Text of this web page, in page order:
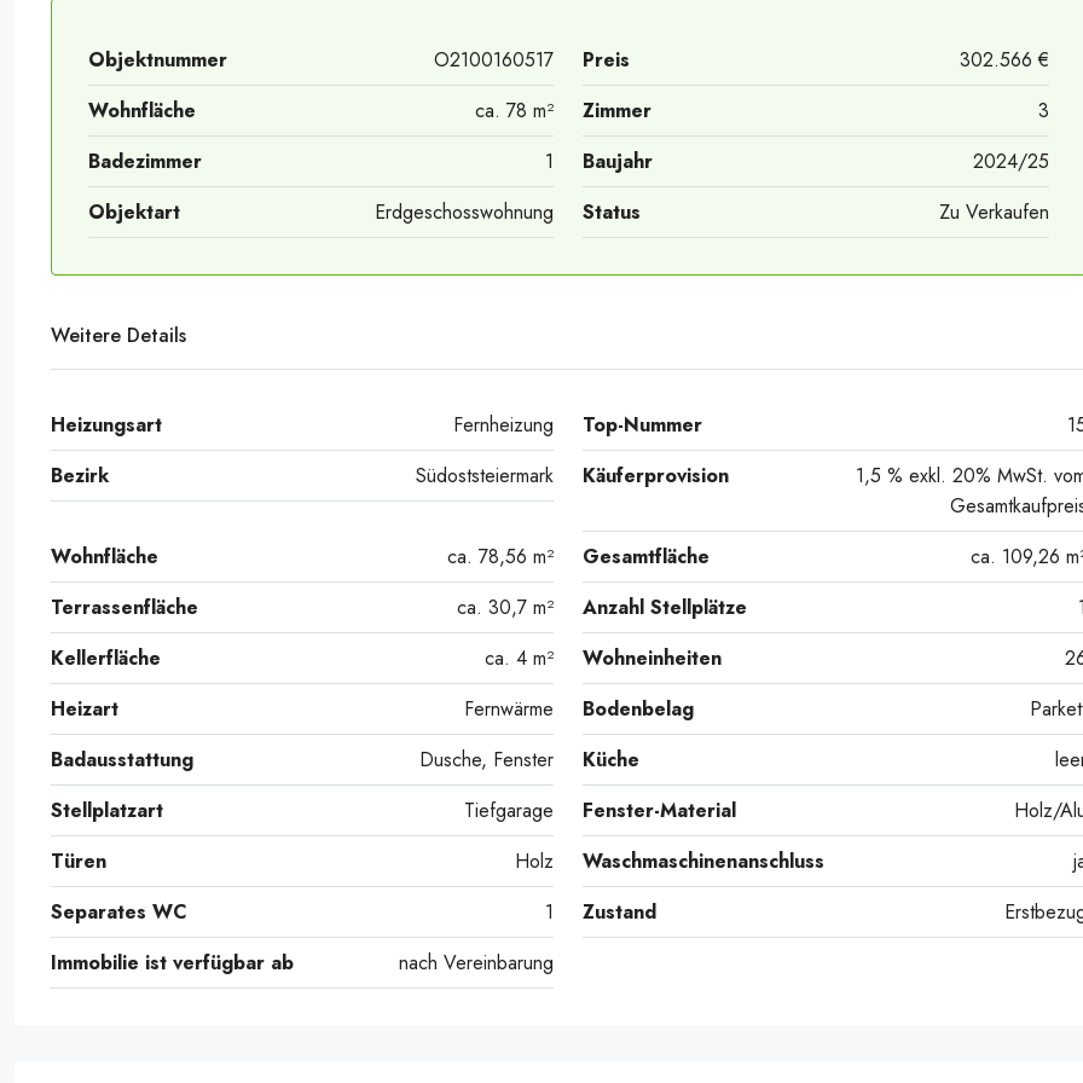
Master_HP_1
Objektnummer O2100160517 Preis
302.566 €
Wohnfläche
ca. 78 m² Zimmer
3
Badezimmer
1 Baujahr
2024/25
Objektart
Erdgeschosswohnung Status Zu Verkaufen
Weitere Details
Heizungsart Fernheizung Top-Nummer
Bezirk
Südoststeiermark Käuferprovision
1,5 % exkl. 20% MwSt.
Wohnfläche
ca. 78,56 m² Gesamtfläche
ca. 109,26
Terrassenfläche
ca. 30,7 m² Anzahl Stellplätze
1
Kellerfläche
ca. 4 m² Wohneinheiten
Heizart
Fernwärme Bodenbelag
Badausstattung
Dusche, Fenster Küche
Stellplatzart
Tiefgarage Fenster-Material
Holz/
Türen
Holz Waschmaschinenanschluss
Separates WC
1 Zustand
Immobilie ist verfügbar ab
nach Vereinbarung